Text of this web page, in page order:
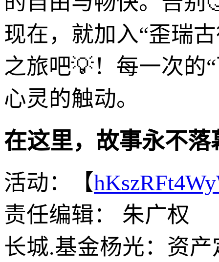
现在，就加入“歪瑞
之旅吧💡！每一次的
心灵的触动。
在这里，故事永不
活动：【
责任编辑： 朱广权
长城.基金杨光：资